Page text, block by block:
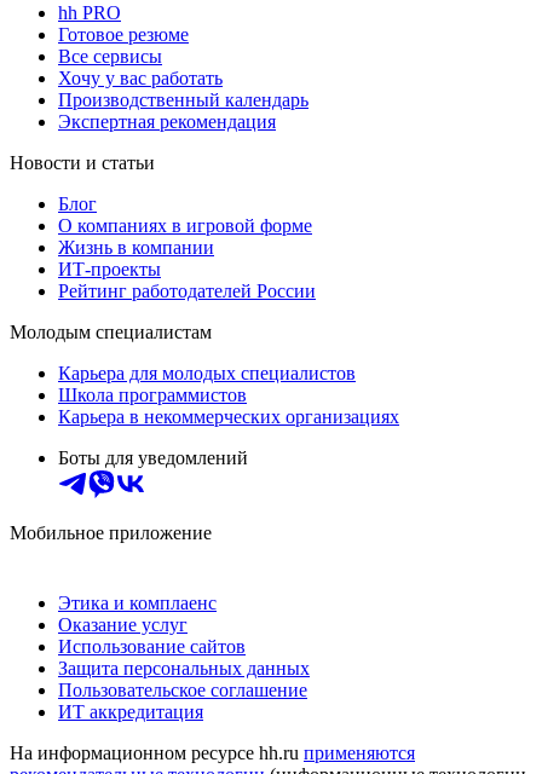
hh PRO
Готовое резюме
Все сервисы
Хочу у вас работать
Производственный календарь
Экспертная рекомендация
Новости и статьи
Блог
О компаниях в игровой форме
Жизнь в компании
ИТ-проекты
Рейтинг работодателей России
Молодым специалистам
Карьера для молодых специалистов
Школа программистов
Карьера в некоммерческих организациях
Боты для уведомлений
Мобильное приложение
Этика и комплаенс
Оказание услуг
Использование сайтов
Защита персональных данных
Пользовательское соглашение
ИТ аккредитация
На информационном ресурсе hh.ru применяются